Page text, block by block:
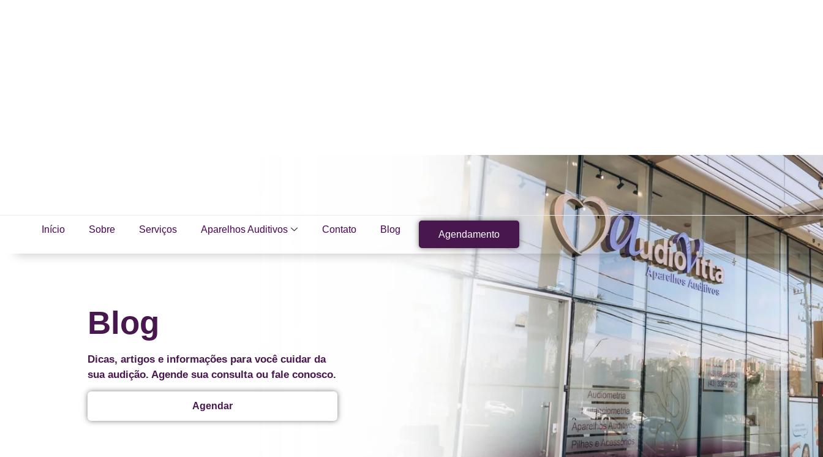
Início Sobre Serviços Aparelhos Auditivos Contato Blog Agendamento
Blog
Dicas, artigos e informações para você cuidar da
sua audição. Agende sua consulta ou fale conosco.
Agendar